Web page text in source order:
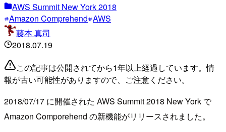
AWS Summit New York 2018
Amazon Comprehend AWS
藤本 真司
2018.07.19
この記事は公開されてから1年以上経過しています。情
報が古い可能性がありますので、ご注意ください。
2018/07/17 に開催された AWS Summit 2018 New York で
Amazon Comporehend の新機能がリリースされました。